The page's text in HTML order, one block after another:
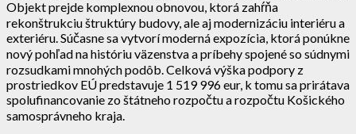
Objekt prejde komplexnou obnovou, ktorá zahŕňa
rekonštrukciu štruktúry budovy, ale aj modernizáciu interiéru a
exteriéru. Súčasne sa vytvorí moderná expozícia, ktorá ponúkne
nový pohľad na históriu väzenstva a príbehy spojené so súdnymi
rozsudkami mnohých podôb. Celková výška podpory z
prostriedkov EÚ predstavuje 1 519 996 eur, k tomu sa prirátava
spolufinancovanie zo štátneho rozpočtu a rozpočtu Košického
samosprávneho kraja.